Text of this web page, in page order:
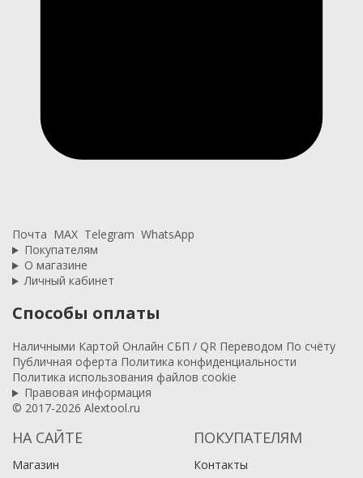
Почта MAX Telegram WhatsApp
Покупателям
О магазине
Личный кабинет
Способы оплаты
Наличными Картой Онлайн СБП / QR Переводом По счёту
Публичная оферта Политика конфиденциальности
Политика использования файлов cookie
Правовая информация
© 2017-2026 Alextool.ru
НА САЙТЕ
Магазин
ПОКУПАТЕЛЯМ
Контакты